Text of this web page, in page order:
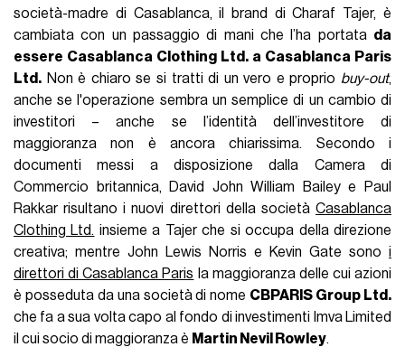
società-madre di Casablanca, il brand di Charaf Tajer, è
cambiata con un passaggio di mani che l’ha portata da
essere Casablanca Clothing Ltd. a Casablanca Paris
Ltd. Non è chiaro se si tratti di un vero e proprio buy-out,
anche se l'operazione sembra un semplice di un cambio di
investitori – anche se l’identità dell’investitore di
maggioranza non è ancora chiarissima. Secondo i
documenti messi a disposizione dalla Camera di
Commercio britannica, David John William Bailey e Paul
Rakkar risultano i nuovi direttori della società Casablanca
Clothing Ltd. insieme a Tajer che si occupa della direzione
creativa; mentre John Lewis Norris e Kevin Gate sono i
direttori di Casablanca Paris la maggioranza delle cui azioni
è posseduta da una società di nome CBPARIS Group Ltd.
che fa a sua volta capo al fondo di investimenti Imva Limited
il cui socio di maggioranza è Martin Nevil Rowley.